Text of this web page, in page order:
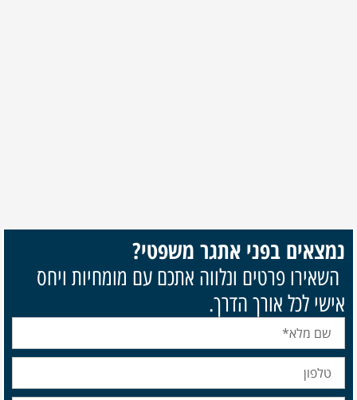
נמצאים בפני אתגר משפטי?
השאירו פרטים ונלווה אתכם עם מומחיות ויחס
אישי לכל אורך הדרך.